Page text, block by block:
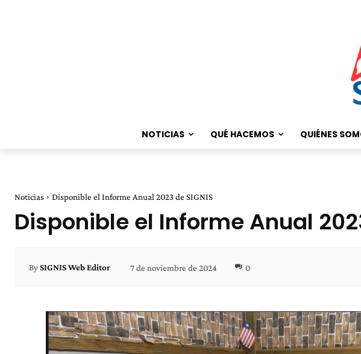
NOTICIAS QUÉ HACEMOS QUIÉNES
Noticias Disponible el Informe Anual 2023 de SIGNIS
Disponible el Informe Anual
BySIGNIS Web Editor 7 de noviembre de 2024 0